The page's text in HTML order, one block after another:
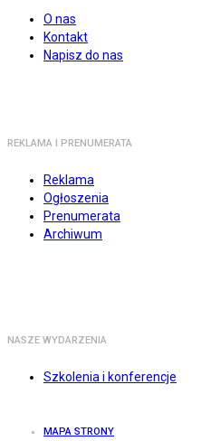
O nas
Kontakt
Napisz do nas
REKLAMA I PRENUMERATA
Reklama
Ogłoszenia
Prenumerata
Archiwum
NASZE WYDARZENIA
Szkolenia i konferencje
MAPA STRONY